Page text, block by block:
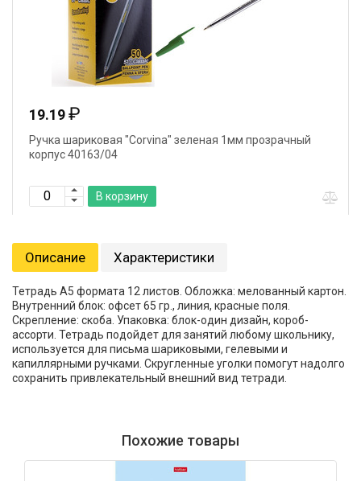
19.19₽
Ручка шариковая "Corvina" зеленая 1мм прозрачный
корпус 40163/04
В корзину
Описание Характеристики
Тетрадь А5 формата 12 листов. Обложка: мелованный картон.
Внутренний блок: офсет 65 гр., линия, красные поля.
Скрепление: скоба. Упаковка: блок-один дизайн, короб-
ассорти. Тетрадь подойдет для занятий любому школьнику,
используется для письма шариковыми, гелевыми и
капиллярными ручками. Скругленные уголки помогут надолго
сохранить привлекательный внешний вид тетради.
Похожие товары